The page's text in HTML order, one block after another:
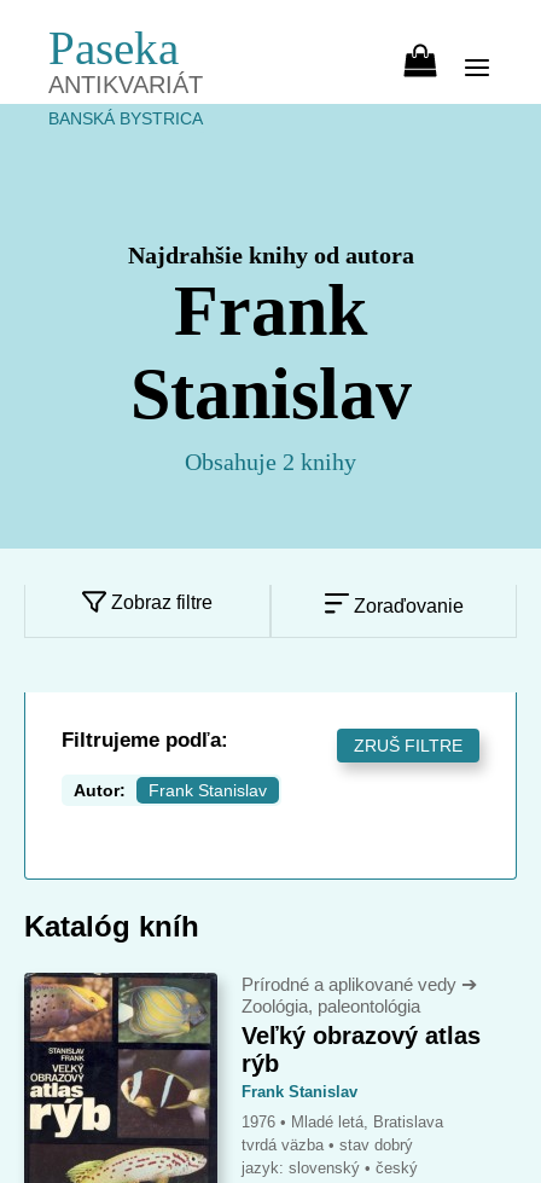
Paseka
ANTIKVARIÁT
BANSKÁ BYSTRICA
Najdrahšie knihy od autora
Frank
Stanislav
Obsahuje 2 knihy
Zobraz filtre Zoraďovanie
Filtrujeme podľa: ZRUŠ FILTRE
Autor: Frank Stanislav
Katalóg kníh
Prírodné a aplikované vedy ➔
Zoológia, paleontológia
Veľký obrazový atlas
rýb
Frank Stanislav
1976 • Mladé letá, Bratislava
tvrdá väzba • stav dobrý
jazyk: slovenský • český